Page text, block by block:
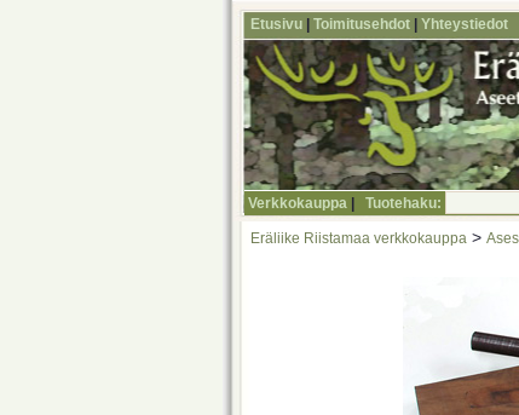
Etusivu Toimitusehdot Yhteystiedot
Verkkokauppa Tuotehaku:
Eräliike Riistamaa verkkokauppa >